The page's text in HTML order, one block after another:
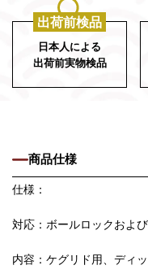
出荷前検品
日本人による
出荷前実物検品
商品仕様
仕様：
対応：ボールロックおよ
内容：ケグリド用、ディ